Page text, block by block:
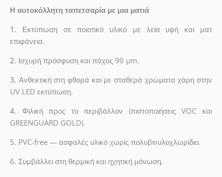
Η αυτοκόλλητη ταπετσαρία με μια ματιά
1. Εκτύπωση σε ποιοτικό υλικό με λεία υφή και ματ
επιφάνεια.
2. Ισχυρή πρόσφυση και πάχος 90 µm.
3. Ανθεκτική στη φθορά και με σταθερά χρώματα χάρη στην
UV LED εκτύπωση.
4. Φιλική προς το περιβάλλον (πιστοποιήσεις VOC και
GREENGUARD GOLD).
5. PVC-free — ασφαλές υλικό χωρίς πολυβινυλοχλωρίδιο.
6. Συμβάλλει στη θερμική και ηχητική μόνωση.